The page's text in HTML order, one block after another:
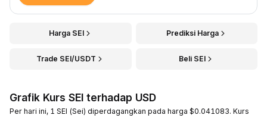
Harga SEI Prediksi Harga
Trade SEI/USDT Beli SEI
Grafik Kurs SEI terhadap USD
Per hari ini, 1 SEI (Sei) diperdagangkan pada harga $0.041083. Kurs